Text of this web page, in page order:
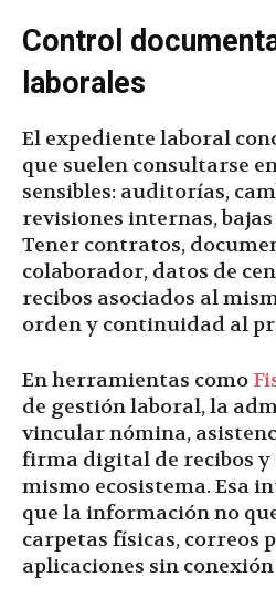
Control
laborales
El expediente laboral
que suelen consultarse
sensibles: auditorías,
revisiones internas,
Tener contratos,
colaborador, datos de
recibos asociados al
orden y continuidad al
En herramientas como
de gestión laboral, la
vincular nómina,
firma digital de recibos y
mismo ecosistema. Esa
que la información no
carpetas físicas, correos
aplicaciones sin